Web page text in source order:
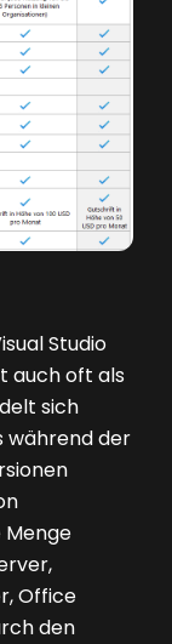
Studio
auch oft als
sich
während der
Menge
Office
den